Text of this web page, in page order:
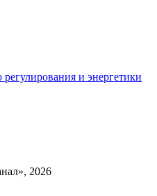
и энергетики
2026